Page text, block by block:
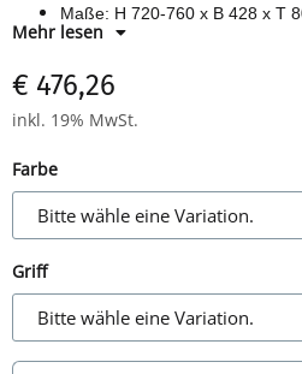
Maße: H 720-760 x B 428 x T
melaminharzbeschichtete
Mehr lesen
€ 476,26
inkl. 19% MwSt.
Farbe
Bitte wähle eine Variation.
Griff
Bitte wähle eine Variation.